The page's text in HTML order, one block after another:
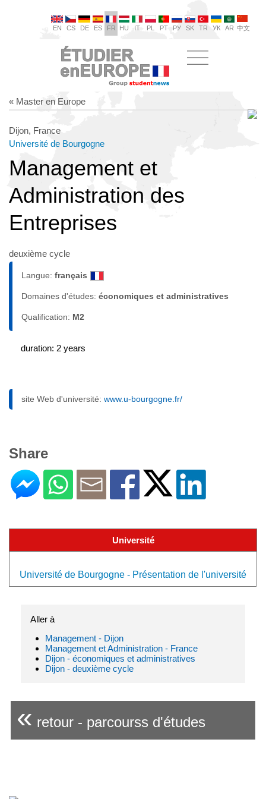
EN CS DE ES FR HU IT PL PT РУ SK TR УК AR 中文
« Master en Europe
Dijon, France
Université de Bourgogne
Management et
Administration des
Entreprises
deuxième cycle
Langue: français
Domaines d'études: économiques et administratives
Qualification: M2
duration: 2 years
site Web d'université: www.u-bourgogne.fr/
Share
Université
Université de Bourgogne - Présentation de l'université
Aller à
Management - Dijon
Management et Administration - France
Dijon - économiques et administratives
Dijon - deuxième cycle
« retour - parcourss d'études